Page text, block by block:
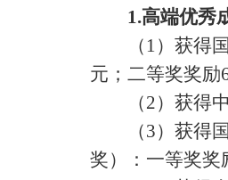
1.高端优秀
（ 1）获得
元；二等奖奖励
（2）获得
（3）获得
奖）：一等奖奖